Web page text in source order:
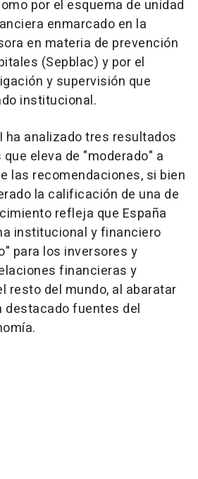
por el esquema de unidad
enmarcado en la
en materia de prevención
(Sepblac) y por el
y supervisión que
institucional.
ha analizado tres resultados
eleva de "moderado" a
las recomendaciones, si bien
la calificación de una de
refleja que España
institucional y financiero
para los inversores y
financieras y
resto del mundo, al abaratar
destacado fuentes del